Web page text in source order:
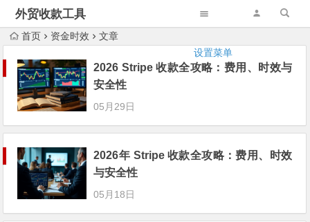
外贸收款工具
设置菜单
首页 资金时效 文章
2026 Stripe 收款全攻略：费用、时效与
安全性
05月29日
2026年 Stripe 收款全攻略：费用、时效
与安全性
05月18日